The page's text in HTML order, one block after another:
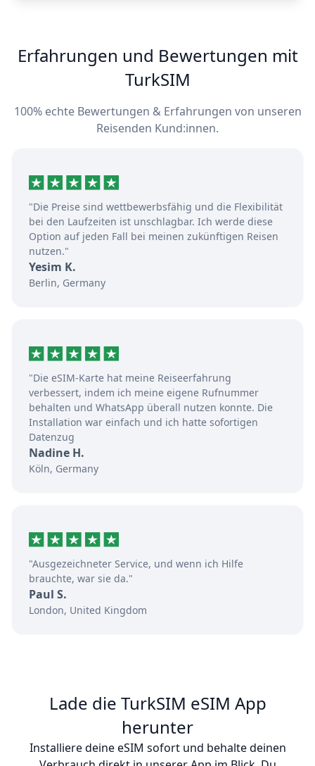
Erfahrungen und Bewertungen mit
TurkSIM
100% echte Bewertungen & Erfahrungen von unseren
Reisenden Kund:innen.
"Die Preise sind wettbewerbsfähig und die Flexibilität
bei den Laufzeiten ist unschlagbar. Ich werde diese
Option auf jeden Fall bei meinen zukünftigen Reisen
nutzen."
Yesim K.
Berlin, Germany
"Die eSIM-Karte hat meine Reiseerfahrung
verbessert, indem ich meine eigene Rufnummer
behalten und WhatsApp überall nutzen konnte. Die
Installation war einfach und ich hatte sofortigen
Datenzug
Nadine H.
Köln, Germany
"Ausgezeichneter Service, und wenn ich Hilfe
brauchte, war sie da."
Paul S.
London, United Kingdom
Lade die TurkSIM eSIM App
herunter
Installiere deine eSIM sofort und behalte deinen